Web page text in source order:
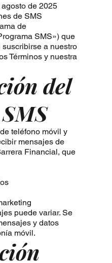
de 2025
de SMS
de
SMS») que
a nuestro
Términos y nuestra
del
teléfono móvil y
mensajes de
Financial, que
puede variar. Se
y datos
móvil.